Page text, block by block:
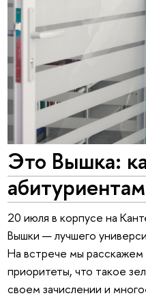
Это Вышка:
20 июля в корпусе на
Вышки — лучшего
На встрече мы
приоритеты, что такое
своем зачислении и